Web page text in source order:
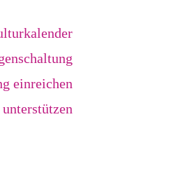
einreichen